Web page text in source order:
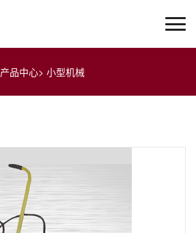
产品中心> 小型机械